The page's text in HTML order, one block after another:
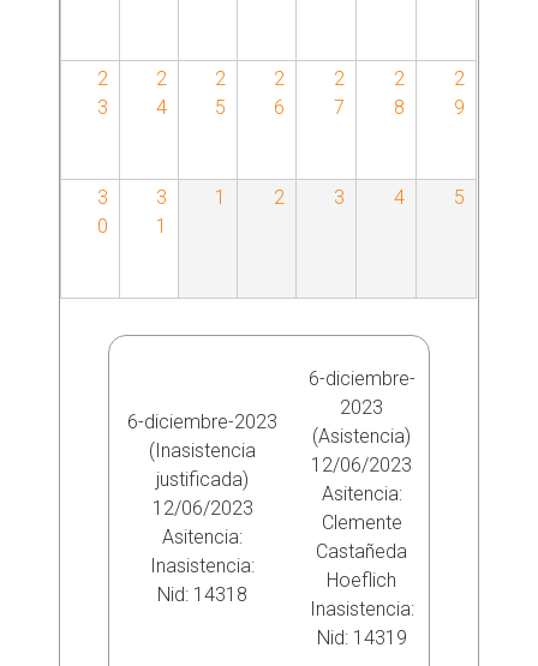
2
3
2
4
2
5
2
6
2
7
2
8
2
9
3
0
3
1
1 2 3 4 5
6-diciembre-2023
(Inasistencia
justificada)
12/06/2023
Asitencia:
Inasistencia:
Nid: 14318
6-diciembre-
2023
(Asistencia)
12/06/2023
Asitencia:
Clemente
Castañeda
Hoeflich
Inasistencia:
Nid: 14319